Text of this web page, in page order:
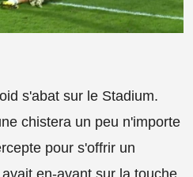
s'abat sur le Stadium.
chistera un peu n'importe
pour s'offrir un
en-avant sur la touche